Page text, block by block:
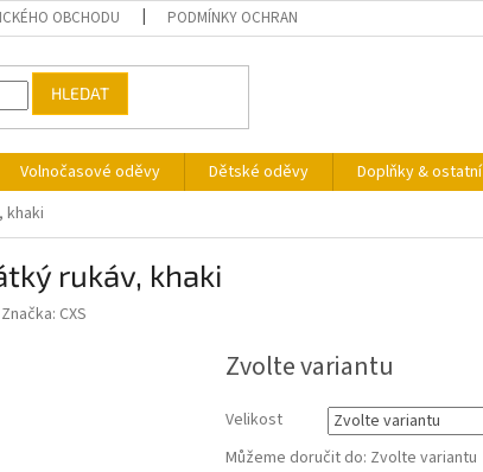
OBCHODU PODMÍNKY OCHRANY OSOBNÍCH ÚDAJŮ
HLEDAT
Volnočasové oděvy Dětské oděvy Doplňky & ostatní
khaki
rukáv, khaki
Značka: CXS
Zvolte variantu
Velikost
Můžeme doručit do: Zvolte variantu